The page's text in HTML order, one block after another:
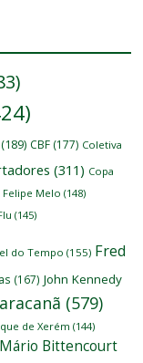
(189) CBF (177) Coletiva
(311) Copa
Felipe Melo (148)
(145)
do Tempo (155) Fred
(167) John Kennedy
(579)
de Xerém (144)
Mário Bittencourt